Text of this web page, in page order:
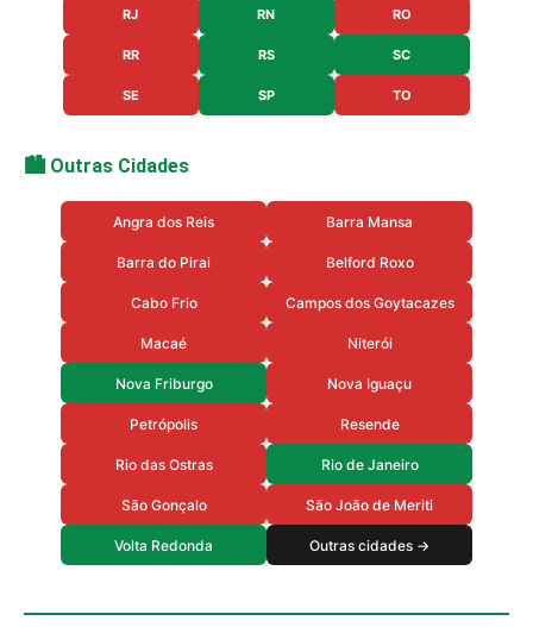
RJ RN RO
RR RS SC
SE SP TO
🏙️ Outras Cidades
Angra dos Reis Barra Mansa
Barra do Pirai Belford Roxo
Cabo Frio Campos dos Goytacazes
Macaé Niterói
Nova Friburgo Nova Iguaçu
Petrópolis Resende
Rio das Ostras Rio de Janeiro
São Gonçalo São João de Meriti
Volta Redonda Outras cidades →